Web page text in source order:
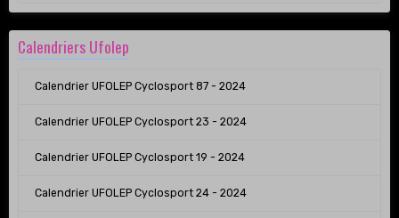
Calendriers Ufolep
Calendrier UFOLEP Cyclosport 87 - 2024
Calendrier UFOLEP Cyclosport 23 - 2024
Calendrier UFOLEP Cyclosport 19 - 2024
Calendrier UFOLEP Cyclosport 24 - 2024